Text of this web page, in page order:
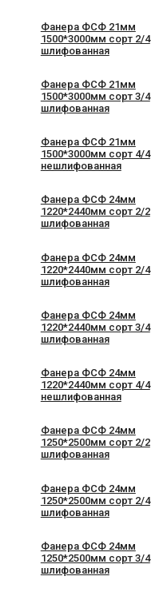
Фанера ФСФ 21мм
1500*3000мм сорт 2/4
шлифованная
Фанера ФСФ 21мм
1500*3000мм сорт 3/4
шлифованная
Фанера ФСФ 21мм
1500*3000мм сорт 4/4
нешлифованная
Фанера ФСФ 24мм
1220*2440мм сорт 2/2
шлифованная
Фанера ФСФ 24мм
1220*2440мм сорт 2/4
шлифованная
Фанера ФСФ 24мм
1220*2440мм сорт 3/4
шлифованная
Фанера ФСФ 24мм
1220*2440мм сорт 4/4
нешлифованная
Фанера ФСФ 24мм
1250*2500мм сорт 2/2
шлифованная
Фанера ФСФ 24мм
1250*2500мм сорт 2/4
шлифованная
Фанера ФСФ 24мм
1250*2500мм сорт 3/4
шлифованная